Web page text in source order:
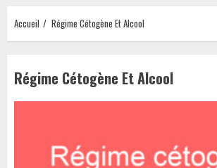
Accueil Régime Cétogène Et Alcool
Régime Cétogène Et Alcool